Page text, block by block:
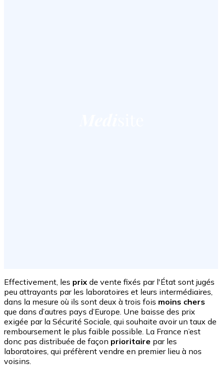
Effectivement, les prix de vente fixés par l'État sont jugés
peu attrayants par les laboratoires et leurs intermédiaires,
dans la mesure où ils sont deux à trois fois moins chers
que dans d’autres pays d’Europe. Une baisse des prix
exigée par la Sécurité Sociale, qui souhaite avoir un taux de
remboursement le plus faible possible. La France n’est
donc pas distribuée de façon prioritaire par les
laboratoires, qui préfèrent vendre en premier lieu à nos
voisins.